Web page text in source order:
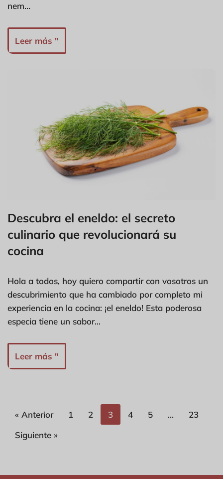
nem…
Leer más "
Descubra el eneldo: el secreto
culinario que revolucionará su
cocina
Hola a todos, hoy quiero compartir con vosotros un
descubrimiento que ha cambiado por completo mi
experiencia en la cocina: ¡el eneldo! Esta poderosa
especia tiene un sabor...
Leer más "
« Anterior 1 2 3 4 5 …
23
Siguiente »